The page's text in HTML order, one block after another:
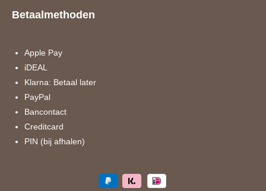
Betaalmethoden
Apple Pay
iDEAL
Klarna: Betaal later
PayPal
Bancontact
Creditcard
PIN (bij afhalen)